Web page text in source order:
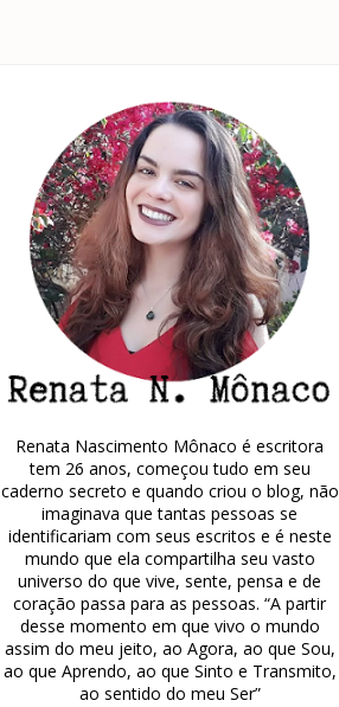
Renata Nascimento Mônaco é escritora
tem 26 anos, começou tudo em seu
caderno secreto e quando criou o blog, não
imaginava que tantas pessoas se
identificariam com seus escritos e é neste
mundo que ela compartilha seu vasto
universo do que vive, sente, pensa e de
coração passa para as pessoas. “A partir
desse momento em que vivo o mundo
assim do meu jeito, ao Agora, ao que Sou,
ao que Aprendo, ao que Sinto e Transmito,
ao sentido do meu Ser”